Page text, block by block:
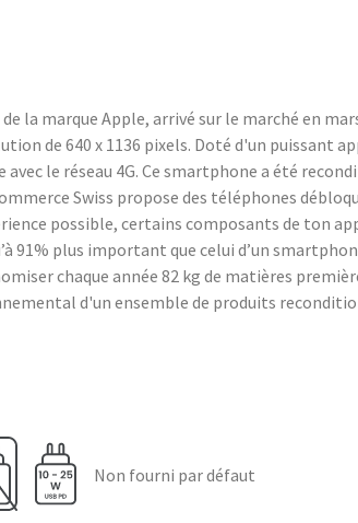
la marque Apple, arrivé sur le marché en
de 640 x 1136 pixels. Doté d'un
le réseau 4G. Ce smartphone a été
Swiss propose des téléphones
possible, certains composants de ton
91% plus important que celui d’un
chaque année 82 kg de matières
d'un ensemble de produits
Non fourni par défaut